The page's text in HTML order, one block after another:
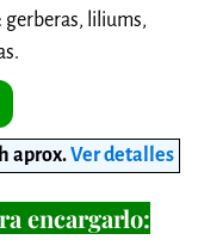
gerberas, liliums,
aprox.Ver detalles
encargarlo: